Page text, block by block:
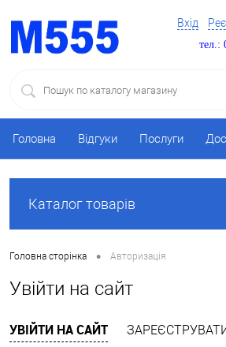
Вхід
тел.:
Головна Відгуки Послуги
Каталог товарів
Головна сторінка • Авторизація
Увійти на сайт
УВІЙТИ НА САЙТ